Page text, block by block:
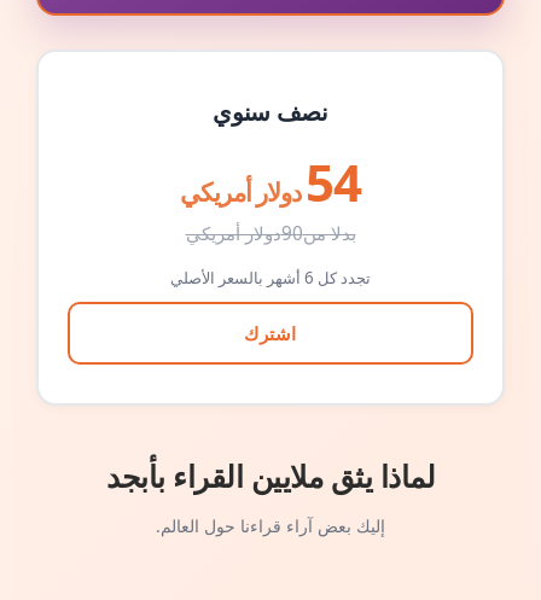
نصف سنوي
54 دولار أمريكي
بدلا من90دولار أمريكي
تجدد كل 6 أشهر بالسعر الأصلي
اشترك
لماذا يثق ملايين القراء بأبجد
إليك بعض آراء قراءنا حول العالم.